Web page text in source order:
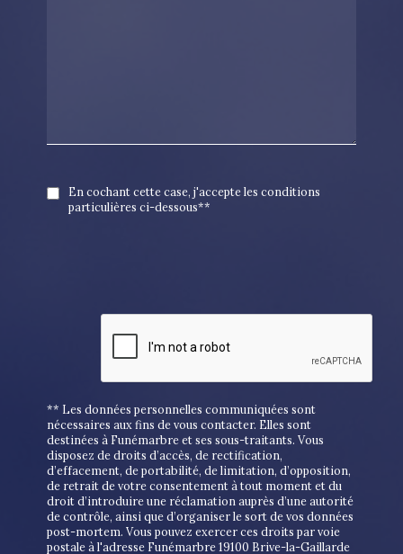
En cochant cette case, j'accepte les conditions
particulières ci-dessous**
** Les données personnelles communiquées sont
nécessaires aux fins de vous contacter. Elles sont
destinées à Funémarbre et ses sous-traitants. Vous
disposez de droits d’accès, de rectification,
d’effacement, de portabilité, de limitation, d’opposition,
de retrait de votre consentement à tout moment et du
droit d’introduire une réclamation auprès d’une autorité
de contrôle, ainsi que d’organiser le sort de vos données
post-mortem. Vous pouvez exercer ces droits par voie
postale à l'adresse Funémarbre 19100 Brive-la-Gaillarde